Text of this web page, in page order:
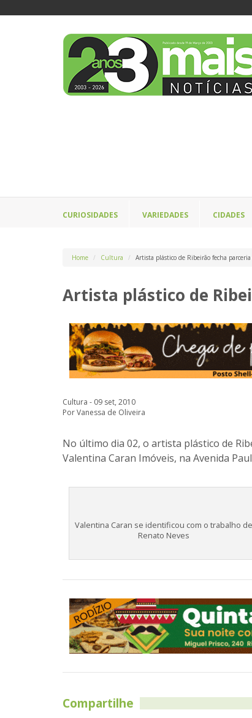
CURIOSIDADES VARIEDADES CIDADES
Home Cultura Artista plástico de Ribeirão fecha
Artista plástico de
Cultura - 09 set, 2010
Por Vanessa de Oliveira
No último dia 02, o artista plástico de
Valentina Caran Imóveis, na Avenida
Valentina Caran se identificou com o trabalho de
Renato Neves
Compartilhe